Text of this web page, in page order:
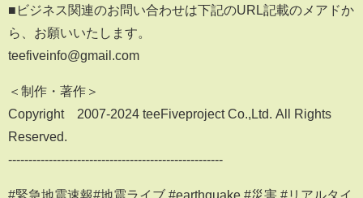
■ビジネス関連のお問い合わせは下記のURL記載のメアドか
ら、お願いいたします。
teefiveinfo@gmail.com
＜制作・著作＞
Copyright©2007-2024 teeFiveproject Co.,Ltd. All Rights
Reserved.
-----------------------------------------------------
#緊急地震速報#地震ライブ #earthquake #災害 #リアルタイ